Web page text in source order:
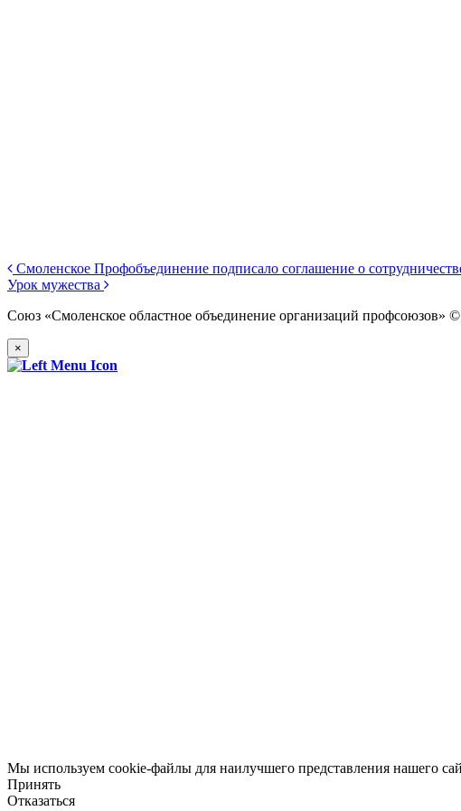
Смоленское Профобъединение подписало соглашение о
Урок мужества
Союз «Смоленское областное объединение организаций профсоюзов»
×
Мы используем cookie-файлы для наилучшего представления нашего
Принять
Отказаться